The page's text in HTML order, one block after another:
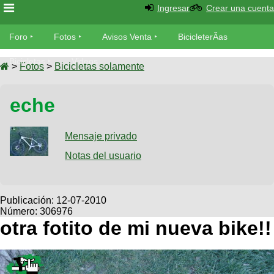
Foro
Foro
MecÃ¡nica
Fotos
SUBÃ
Galeria
Bicicletas
Viajes
Descenso
Dirt
Avisos
Ventas
SUBÃ
Buscar
Ultimos
Fotos
BicicleterÃ­
Bicicletas
Tandem
Videos
Cicloturismo
Ingresar Crear una cuenta
Foro Fotos Avisos Venta BicicleterÃ­as
Bicicletas Videos
> Fotos > Bicicletas solamente
eche
Mensaje privado
Notas del usuario
Publicación: 12-07-2010
Número: 306976
otra fotito de mi nueva bike!!